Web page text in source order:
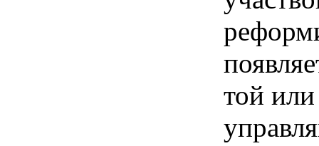
той